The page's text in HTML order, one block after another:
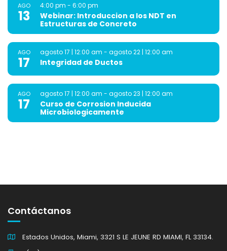
AGO
13
4:00 pm - 6:00 pm
Webinar: Introduccion a los NDT en
Estructuras de Concreto
AGO
17
agosto 17 | 12:00 am - agosto 22 | 12:00 am
Integridad de Ductos
AGO
17
agosto 17 | 12:00 am - agosto 23 | 12:00 am
Curso de Corrosion Inducida
Microbiologicamente
Contáctanos
Estados Unidos, Miami, 3321 S LE JEUNE RD MIAMI, FL 33134.